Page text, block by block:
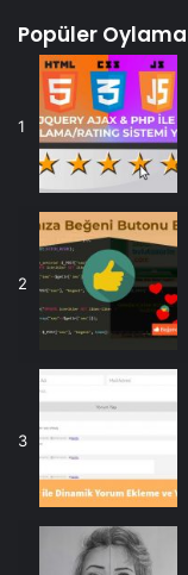
Popüler Oylama
1
2
3